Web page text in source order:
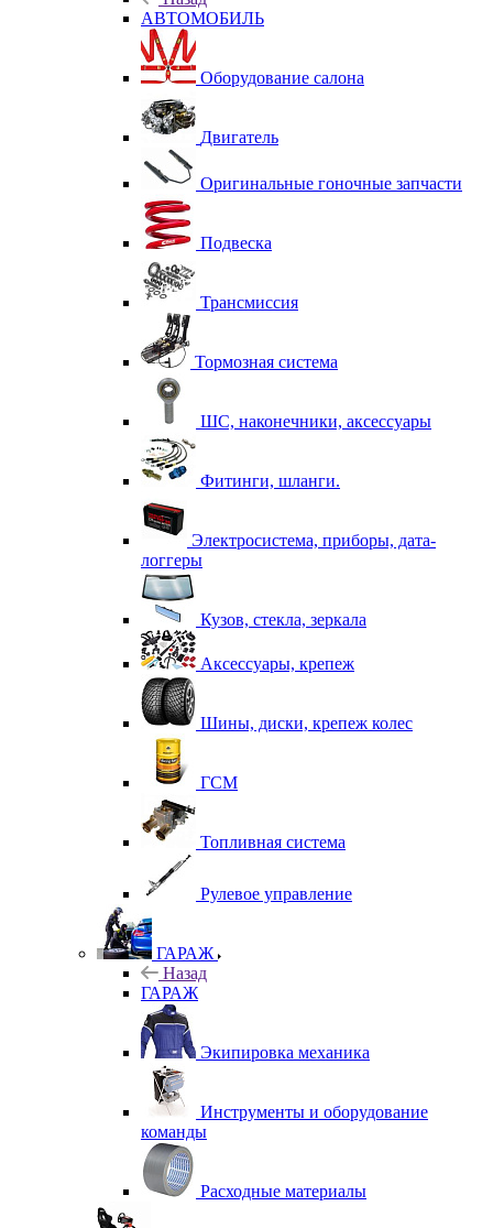
АВТОМОБИЛЬ
Оборудование салона
Двигатель
Оригинальные гоночные запчасти
Подвеска
Трансмиссия
Тормозная система
ШС, наконечники, аксессуары
Фитинги, шланги.
Электросистема, приборы, дата-
логгеры
Кузов, стекла, зеркала
Аксессуары, крепеж
Шины, диски, крепеж колес
ГСМ
Топливная система
Рулевое управление
ГАРАЖ
Назад
ГАРАЖ
Экипировка механика
Инструменты и оборудование
команды
Расходные материалы